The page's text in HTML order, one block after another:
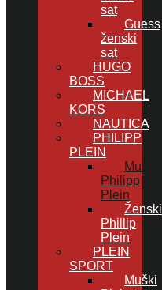
sat
Guess
ženski
sat
HUGO
BOSS
MICHAEL
KORS
NAUTICA
PHILIPP
PLEIN
Muški
Philipp
Plein
Ženski
Phillip
Plein
PLEIN
SPORT
Muški